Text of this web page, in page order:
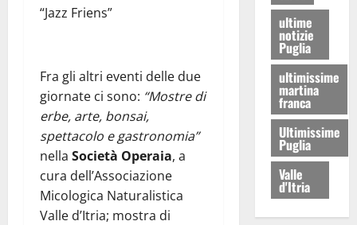
“Jazz Friens”
Fra gli altri eventi delle due
giornate ci sono: “Mostre di
erbe, arte, bonsai,
spettacolo e gastronomia”
nella Società Operaia, a
cura dell’Associazione
Micologica Naturalistica
Valle d’Itria; mostra di
ultime
notizie
Puglia
ultimissime
martina
franca
Ultimissime
Puglia
Valle
d'Itria